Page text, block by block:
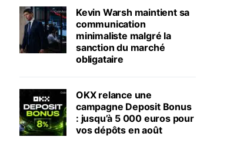
Kevin Warsh maintient sa
communication
minimaliste malgré la
sanction du marché
obligataire
OKX relance une
campagne Deposit Bonus
: jusqu’à 5 000 euros pour
vos dépôts en août